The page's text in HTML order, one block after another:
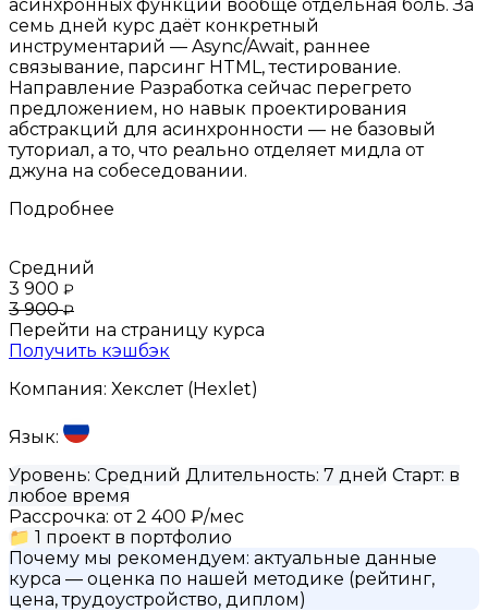
асинхронных функций вообще отдельная боль. За
семь дней курс даёт конкретный
инструментарий — Async/Await, раннее
связывание, парсинг HTML, тестирование.
Направление Разработка сейчас перегрето
предложением, но навык проектирования
абстракций для асинхронности — не базовый
туториал, а то, что реально отделяет мидла от
джуна на собеседовании.
Подробнее
Средний
3 900 ₽
3 900₽
Перейти на страницу курса
Получить кэшбэк
Компания: Хекслет (Hexlet)
Язык:
Уровень: Средний Длительность: 7 дней Старт: в
любое время
Рассрочка: от 2 400 ₽/мес
📁 1 проект в портфолио
Почему мы рекомендуем: актуальные данные
курса — оценка по нашей методике (рейтинг,
цена, трудоустройство, диплом)